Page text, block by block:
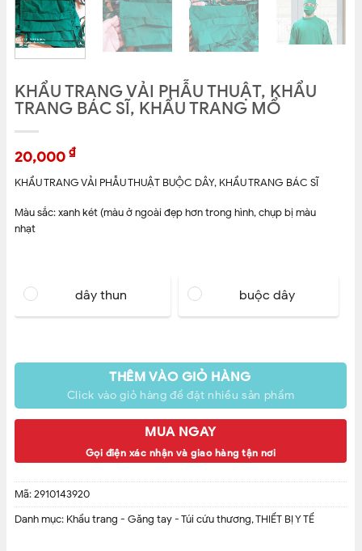
KHẨU TRANG VẢI PHẪU THUẬT, KHẨU
TRANG BÁC SĨ, KHẨU TRANG MỔ
20,000 ₫
KHẨU TRANG VẢI PHẪU THUẬT BUỘC DÂY, KHẨU TRANG BÁC SĨ
Màu sắc: xanh két (màu ở ngoài đẹp hơn trong hình, chụp bị màu
nhạt
dây thun buộc dây
THÊM VÀO GIỎ HÀNG
Click vào giỏ hàng để đặt nhiều sản phẩm
MUA NGAY
Gọi điện xác nhận và giao hàng tận nơi
Mã:2910143920
Danh mục: Khẩu trang - Găng tay - Túi cứu thương,THIẾT BỊ Y TẾ